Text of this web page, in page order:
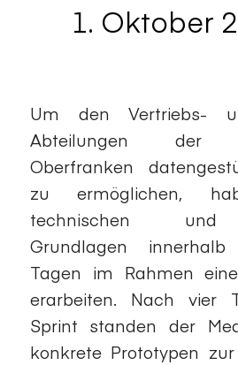
1. Oktober
Um den Vertriebs-
Abteilungen der
Oberfranken
zu ermöglichen,
technischen und
Grundlagen
Tagen im Rahmen
erarbeiten. Nach vier
Sprint standen der
konkrete Prototypen